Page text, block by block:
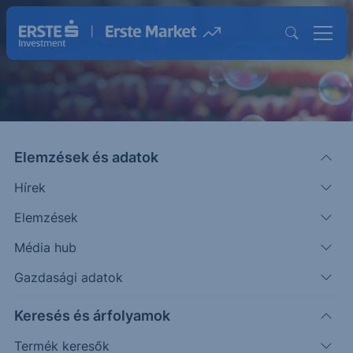
Elemzések és adatok
Hírek
Elemzések
Média hub
Gazdasági adatok
Keresés és árfolyamok
Termék keresők
Határidős kereskedés